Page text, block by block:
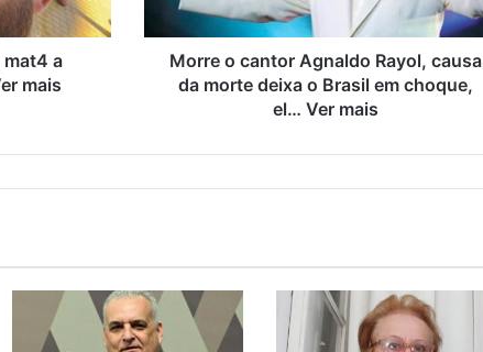
mat4 a
mais
Morre o cantor Agnaldo Rayol, causa
da morte deixa o Brasil em choque,
el… Ver mais